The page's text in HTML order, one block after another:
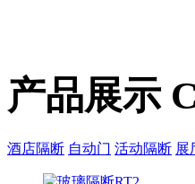
产品展示
酒店隔断 自动门 活动隔断 展